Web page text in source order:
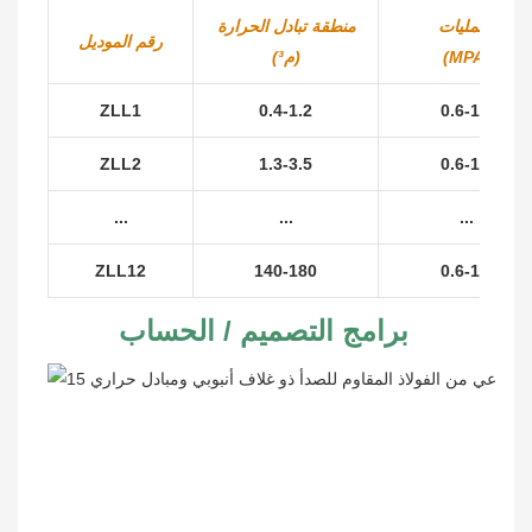
رقم الموديل
منطقة تبادل الحرارة
(م³)
العمليات
(MPA)
ZLL1 0.4-1.2 0.6-1.0
ZLL2 1.3-3.5 0.6-1.0
... ... ...
ZLL12 140-180 0.6-1.0
برامج التصميم / الحساب